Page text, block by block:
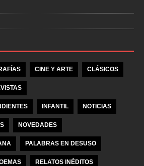
CINE Y ARTE CLÁSICOS
INFANTIL NOTICIAS
NOVEDADES
PALABRAS EN DESUSO
RELATOS INÉDITOS